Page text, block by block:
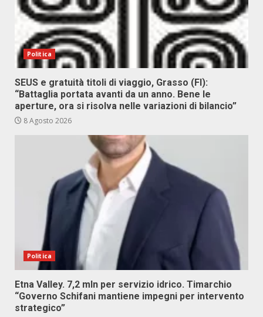
Politica
SEUS e gratuità titoli di viaggio, Grasso (FI):
“Battaglia portata avanti da un anno. Bene le
aperture, ora si risolva nelle variazioni di bilancio”
8 Agosto 2026
Politica
Etna Valley. 7,2 mln per servizio idrico. Timarchio
“Governo Schifani mantiene impegni per intervento
strategico”